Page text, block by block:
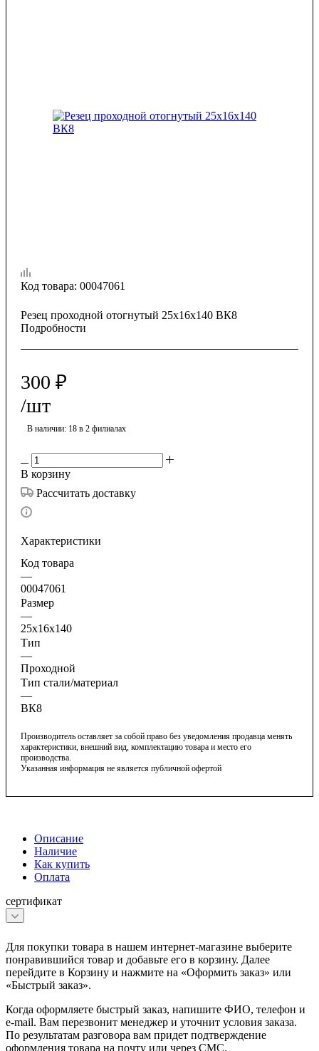
Код товара: 00047061
Резец проходной отогнутый 25х16х140 ВК8
Подробности
300 ₽
/шт
В наличии: 18 в 2 филиалах
В корзину
Рассчитать доставку
Характеристики
Код товара
—
00047061
Размер
—
25х16х140
Тип
—
Проходной
Тип стали/материал
—
ВК8
Производитель оставляет за собой право без уведомления продавца менять
характеристики, внешний вид, комплектацию товара и место его
производства.
Указанная информация не является публичной офертой
Описание
Наличие
Как купить
Оплата
сертификат
Для покупки товара в нашем интернет-магазине выберите
понравившийся товар и добавьте его в корзину. Далее
перейдите в Корзину и нажмите на «Оформить заказ» или
«Быстрый заказ».
Когда оформляете быстрый заказ, напишите ФИО, телефон и
e-mail. Вам перезвонит менеджер и уточнит условия заказа.
По результатам разговора вам придет подтверждение
оформления товара на почту или через СМС.